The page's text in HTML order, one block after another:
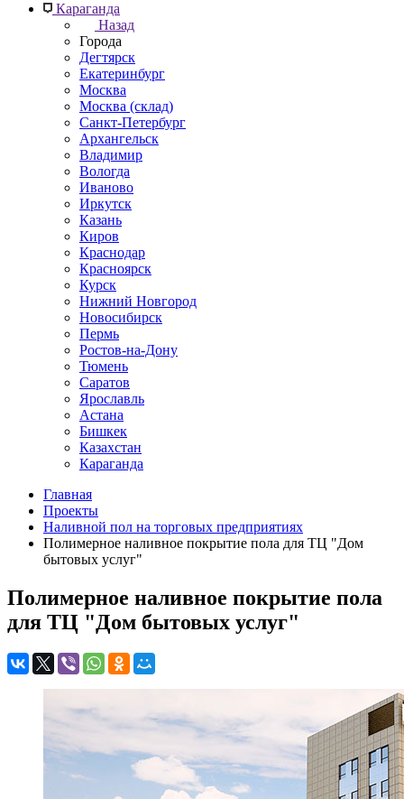
Караганда
Назад
Города
Дегтярск
Екатеринбург
Москва
Москва (склад)
Санкт-Петербург
Архангельск
Владимир
Вологда
Иваново
Иркутск
Казань
Киров
Краснодар
Красноярск
Курск
Нижний Новгород
Новосибирск
Пермь
Ростов-на-Дону
Тюмень
Саратов
Ярославль
Астана
Бишкек
Казахстан
Караганда
Главная
Проекты
Наливной пол на торговых предприятиях
Полимерное наливное покрытие пола для ТЦ "Дом
бытовых услуг"
Полимерное наливное покрытие пола
для ТЦ "Дом бытовых услуг"